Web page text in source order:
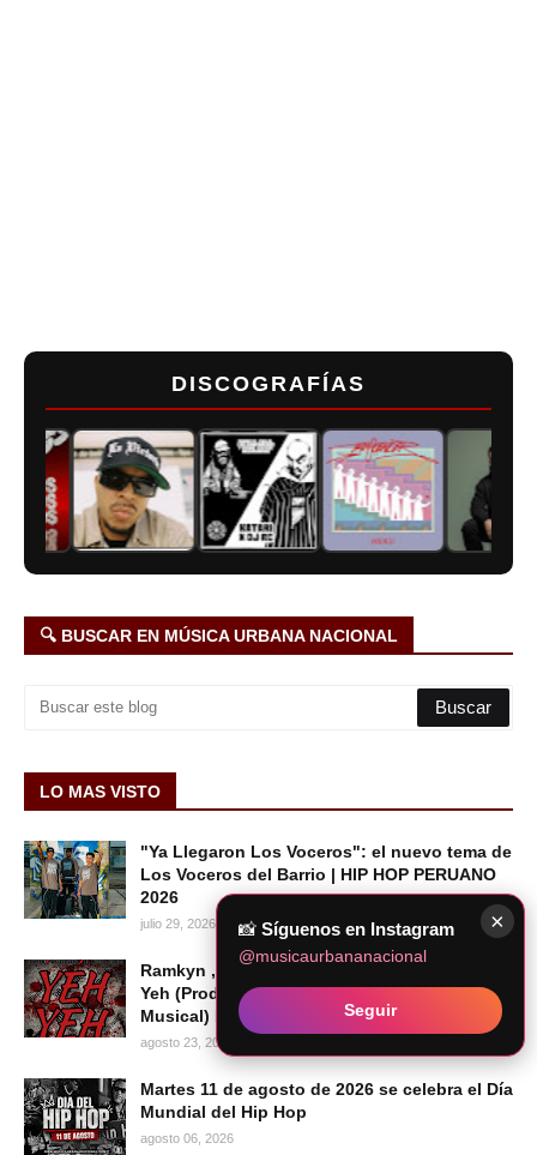
DISCOGRAFÍAS
🔍 BUSCAR EN MÚSICA URBANA NACIONAL
LO MAS VISTO
"Ya Llegaron Los Voceros": el nuevo tema de
Los Voceros del Barrio | HIP HOP PERUANO
2026
julio 29, 2026
Ramkyn , Angelosanz , ElNegroDiablo - Yeh
Yeh (Prod. Deck On The Beat | Legion
Musical) Descargar Mp3
agosto 23, 2020
Martes 11 de agosto de 2026 se celebra el Día
Mundial del Hip Hop
agosto 06, 2026
×
📸 Síguenos en Instagram
@musicaurbananacional
Seguir